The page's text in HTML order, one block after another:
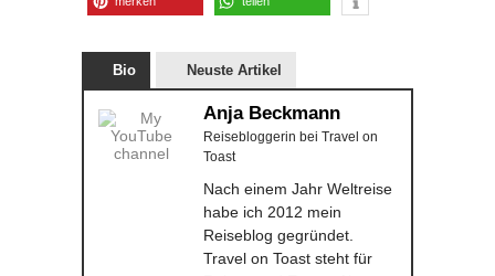
Bio Neuste Artikel
Anja Beckmann
Reisebloggerin bei Travel on
Toast
Nach einem Jahr Weltreise
habe ich 2012 mein
Reiseblog gegründet.
Travel on Toast steht für